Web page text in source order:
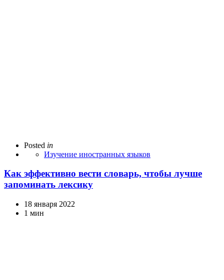
Posted in
Изучение иностранных языков
Как эффективно вести словарь, чтобы лучше
запоминать лексику
18 января 2022
1 мин